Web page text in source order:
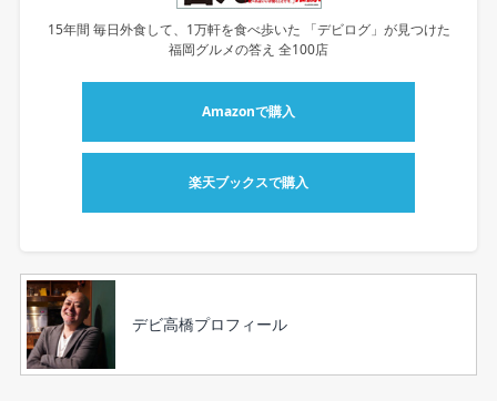
15年間 毎日外食して、1万軒を食べ歩いた 「デビログ」が見つけた
福岡グルメの答え 全100店
Amazonで購入
楽天ブックスで購入
デビ高橋プロフィール